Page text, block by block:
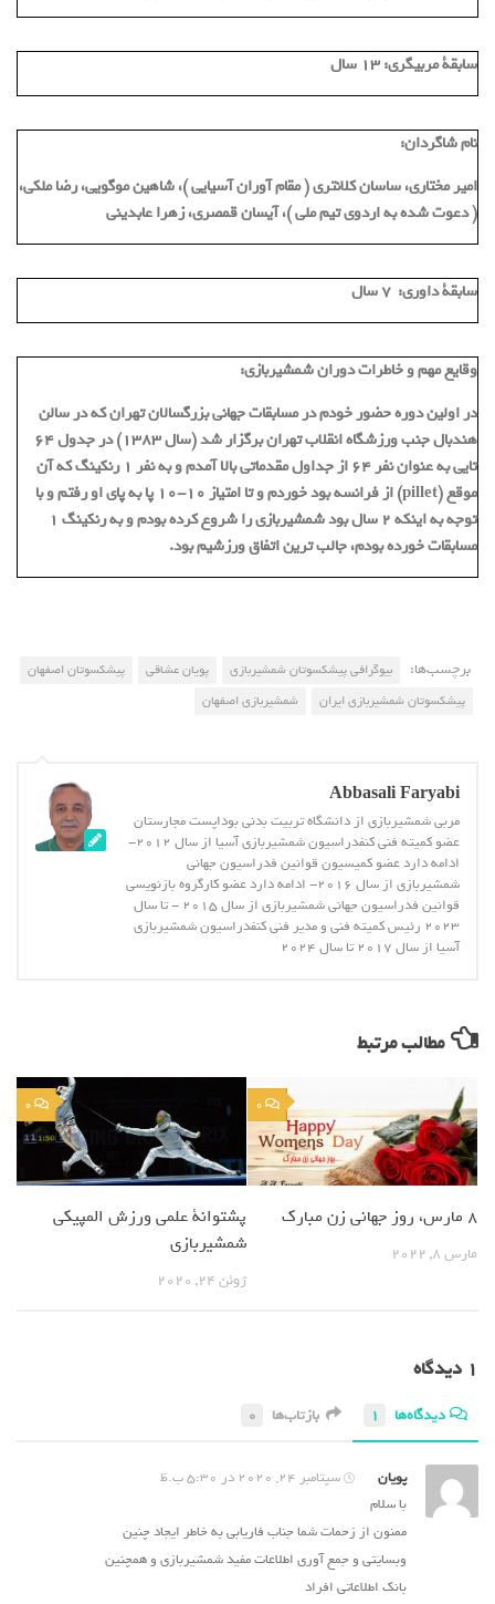
سابقة مربیگری:
نام شاگردان:
امیر مختاری، ساسان کلانتری ( مقام آوران آسیایی )، شاهین موگویی، رضا ملکی،
( دعوت شده به اردوی تیم ملی )، آیسان قمصری، زهرا عابدینی
سابقة داوری:
وقایع مهم و خاطرات دوران شمشیربازی:
در اولین دوره حضور خودم در مسابقات جهانی بزرگسالان تهران که در سالن
هندبال جنب ورزشگاه انقلاب تهران برگزار شد (سال ۱۳۸۳) در جدول ۶۴
تایی به عنوان نفر ۶۴ از جداول مقدماتی بالا آمدم و به نفر ۱ رنکینگ که آن
موقع (pillet) از فرانسه بود خوردم و تا امتیاز ۱۰-۱۰ پا به پای او رفتم و با
توجه به اینکه ۲ سال بود شمشیربازی را شروع کرده بودم و به رنکینگ ۱
مسابقات خورده بودم، جالب ترین اتفاق ورزشیم بود.
برچسب‌ها: بیوگرافی پیشکسوتان شمشیربازی پویان عشاقی
پیشکسوتان اصفهان
پیشکسوتان شمشیربازی ایران
شمشیربازی اصفهان
Abbasali Faryabi
مربی شمشیربازی از دانشگاه تربیت بدنی بوداپست مجارستان
عضو کمیته فنی کنفدراسیون شمشیربازی آسیا از سال 2012-
ادامه دارد عضو کمیسیون قوانین فدراسیون جهانی
شمشیربازی از سال 2016- ادامه دارد عضو کارگروه بازنویسی
قوانین فدراسیون جهانی شمشیربازی از سال 2015 - تا سال
2023 رئیس کمیته فنی و مدیر فنی کنفدراسیون شمشیربازی
آسیا از سال 2017 تا سال 2024
مطالب مرتبط
0
8 مارس، روز جهانی زن مبارک
مارس 8, 2022
0
پشتوانة علمی ورزش المپیکی
شمشیربازی
ژوئن 24, 2020
۱ دیدگاه
دیدگاه‌ها 1 بازتاب‌ها 0
پویان
سپتامبر 24, 2020 در 5:30 ب.ظ
با سلام
ممنون از زحمات شما جناب فاریابی به خاطر ایجاد چنین
وبسایتی و جمع آوری اطلاعات مفید شمشیربازی و همچنین
بانک اطلاعاتی افراد